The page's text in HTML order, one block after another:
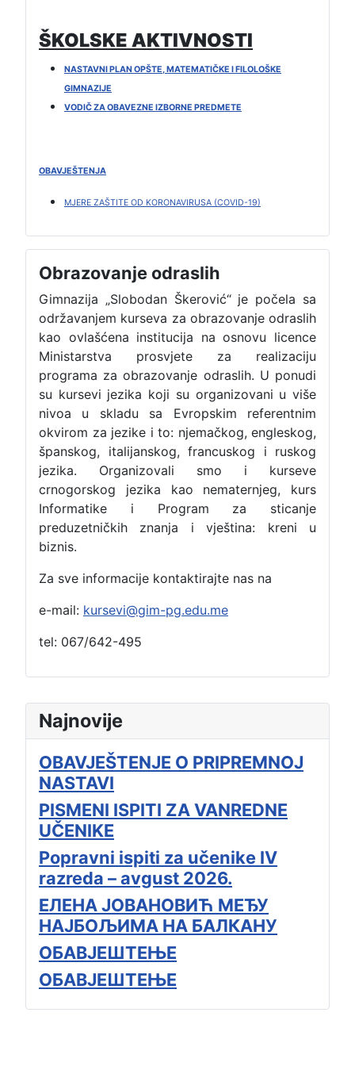
Najnovije
OBAVJEŠTENJE O PRIPREMNOJ
NASTAVI
PISMENI ISPITI ZA VANREDNE
UČENIKE
Popravni ispiti za učenike IV
razreda – avgust 2026.
ЕЛЕНА ЈОВАНОВИЋ МЕЂУ
НАЈБОЉИМА НА БАЛКАНУ
ОБАВЈЕШТЕЊЕ
ОБАВЈЕШТЕЊЕ
ŠKOLSKE AKTIVNOSTI
NASTAVNI PLAN OPŠTE, MATEMATIČKE I FILOLOŠKE
GIMNAZIJE
VODIČ ZA OBAVEZNE IZBORNE PREDMETE
OBAVJEŠTENJA
MJERE ZAŠTITE OD KORONAVIRUSA (COVID-19)
Obrazovanje odraslih
Gimnazija „Slobodan Škerović“ je počela sa
održavanjem kurseva za obrazovanje odraslih
kao ovlašćena institucija na osnovu licence
Ministarstva prosvjete za realizaciju
programa za obrazovanje odraslih. U ponudi
su kursevi jezika koji su organizovani u više
nivoa u skladu sa Evropskim referentnim
okvirom za jezike i to: njemačkog, engleskog,
španskog, italijanskog, francuskog i ruskog
jezika. Organizovali smo i kurseve
crnogorskog jezika kao nematernjeg, kurs
Informatike i Program za sticanje
preduzetničkih znanja i vještina: kreni u
biznis.
Za sve informacije kontaktirajte nas na
e-mail: kursevi@gim-pg.edu.me
tel: 067/642-495